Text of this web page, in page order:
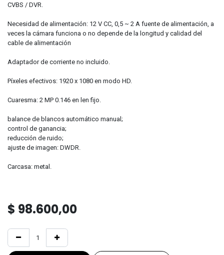
CVBS / DVR.
Necesidad de alimentación: 12 V CC, 0,5 ~ 2 A fuente de alimentación, a
veces la cámara funciona o no depende de la longitud y calidad del
cable de alimentación
Adaptador de corriente no incluido.
Píxeles efectivos: 1920 x 1080 en modo HD.
Cuaresma: 2 MP 0.146 en len fijo.
balance de blancos automático manual;
control de ganancia;
reducción de ruido;
ajuste de imagen: DWDR.
Carcasa: metal.
$ 98.600,00